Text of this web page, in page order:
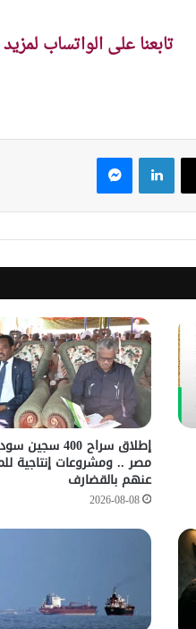
تابعنا على الواتساب
لينكدإن ماسنجر
إطلاق سراح 400
مصر .. ومشروعات إنتاجية
عنهم بالقضارف
2026-08-08